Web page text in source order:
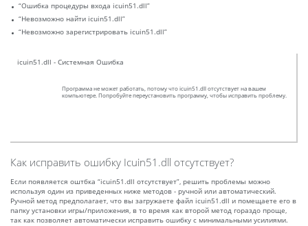
“Ошибка процедуры входа icuin51.dll”
“Невозможно найти icuin51.dll”
“Невозможно зарегистрировать icuin51.dll”
icuin51.dll - Системная Ошибка
Программа не может работать, потому что icuin51.dll отсутствует на вашем
компьютере. Попробуйте переустановить программу, чтобы исправить проблему.
Как исправить ошибку Icuin51.dll отсутствует?
Если появляется оштбка “icuin51.dll отсутствует”, решить проблемы можно
используя один из приведенных ниже методов - ручной или автоматический.
Ручной метод предполагает, что вы загружаете файл icuin51.dll и помещаете его в
папку установки игры/приложения, в то время как второй метод гораздо проще,
так как позволяет автоматически исправить ошибку с минимальными усилиями.